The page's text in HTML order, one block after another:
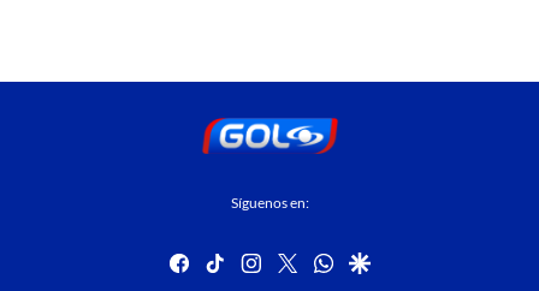
Síguenos en:
facebook
tiktok instagram
twitterwhatsapp
google